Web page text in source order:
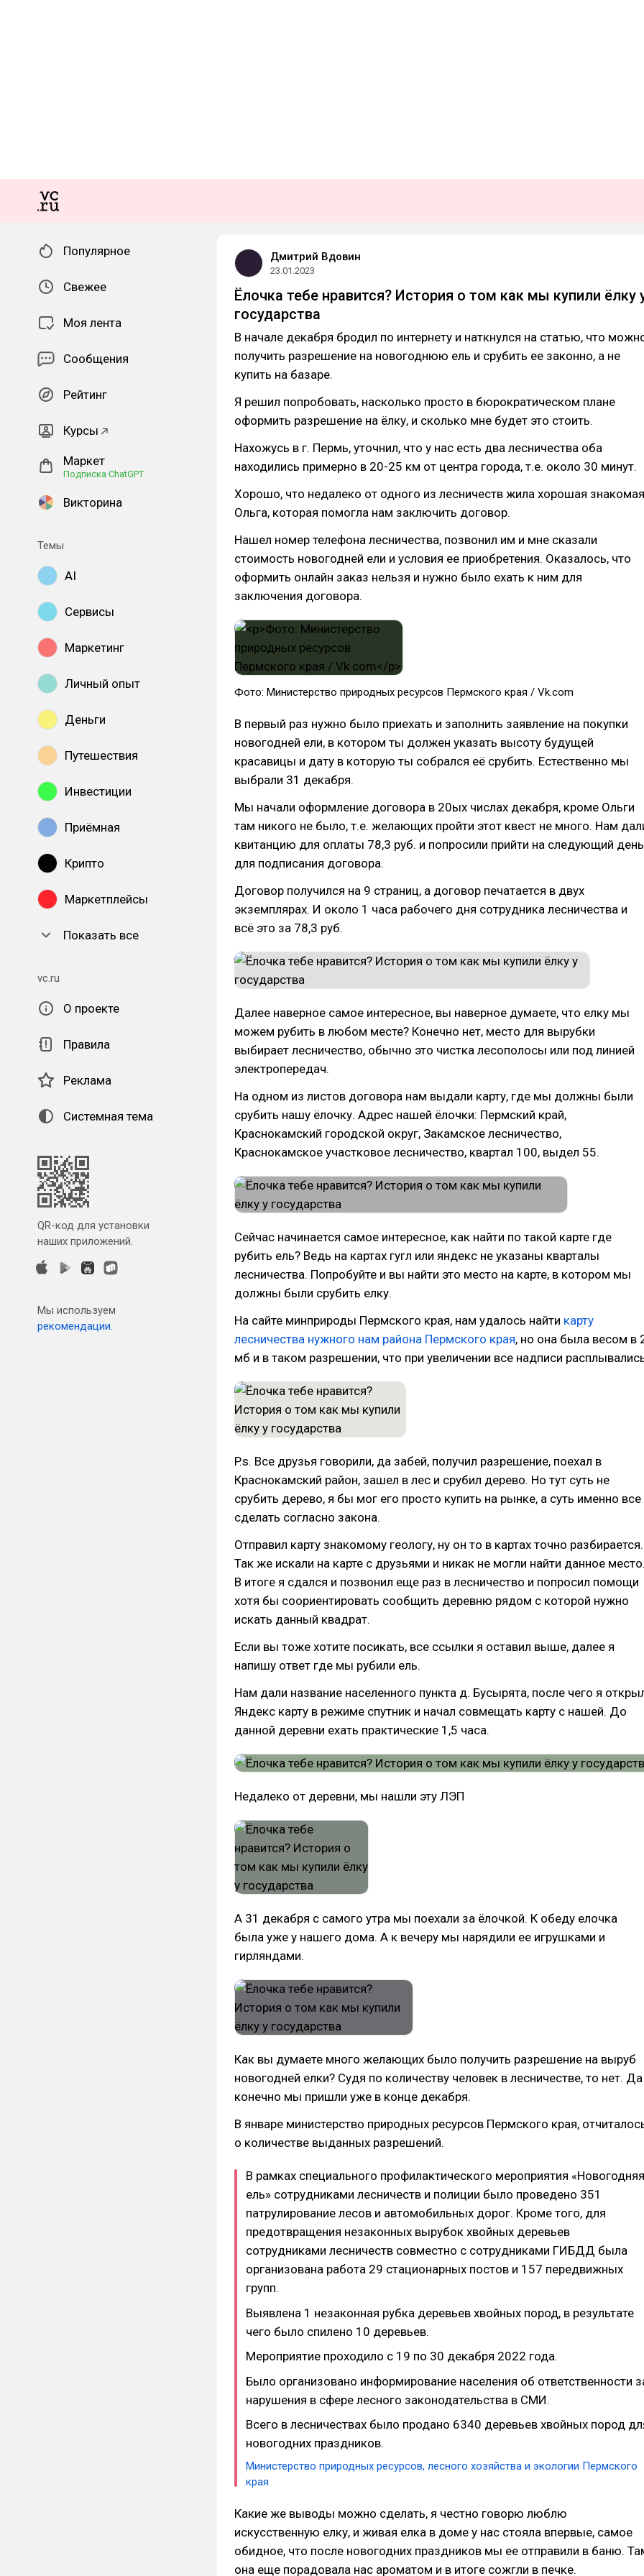
Популярное
Свежее
Моя лента
Сообщения
Рейтинг
Курсы
Маркет
Подписка ChatGPT
Викторина
Темы
AI
Сервисы
Маркетинг
Личный опыт
Деньги
Путешествия
Инвестиции
Приёмная
Крипто
Маркетплейсы
Показать все
vc.ru
О проекте
Правила
Реклама
Системная тема
QR-код для установки
наших приложений.
Мы используем
рекомендации.
Дмитрий Вдовин
23.01.2023
Ёлочка тебе нравится? История о том как мы купили ёлку
государства
В начале декабря бродил по интернету и наткнулся на статью, что
получить разрешение на новогоднюю ель и срубить ее законно, а не
купить на базаре.
Я решил попробовать, насколько просто в бюрократическом плане
оформить разрешение на ёлку, и сколько мне будет это стоить.
Нахожусь в г. Пермь, уточнил, что у нас есть два лесничества оба
находились примерно в 20-25 км от центра города, т.е. около 30 минут.
Хорошо, что недалеко от одного из лесничеств жила хорошая знакомая
Ольга, которая помогла нам заключить договор.
Нашел номер телефона лесничества, позвонил им и мне сказали
стоимость новогодней ели и условия ее приобретения. Оказалось, что
оформить онлайн заказ нельзя и нужно было ехать к ним для
заключения договора.
Фото: Министерство природных ресурсов Пермского края / Vk.com
В первый раз нужно было приехать и заполнить заявление на покупки
новогодней ели, в котором ты должен указать высоту будущей
красавицы и дату в которую ты собрался её срубить. Естественно мы
выбрали 31 декабря.
Мы начали оформление договора в 20ых числах декабря, кроме Ольги
там никого не было, т.е. желающих пройти этот квест не много. Нам
квитанцию для оплаты 78,3 руб. и попросили прийти на следующий день
для подписания договора.
Договор получился на 9 страниц, а договор печатается в двух
экземплярах. И около 1 часа рабочего дня сотрудника лесничества и
всё это за 78,3 руб.
Далее наверное самое интересное, вы наверное думаете, что елку мы
можем рубить в любом месте? Конечно нет, место для вырубки
выбирает лесничество, обычно это чистка лесополосы или под линией
электропередач.
На одном из листов договора нам выдали карту, где мы должны были
срубить нашу ёлочку. Адрес нашей ёлочки: Пермский край,
Краснокамский городской округ, Закамское лесничество,
Краснокамское участковое лесничество, квартал 100, выдел 55.
Сейчас начинается самое интересное, как найти по такой карте где
рубить ель? Ведь на картах гугл или яндекс не указаны кварталы
лесничества. Попробуйте и вы найти это место на карте, в котором мы
должны были срубить елку.
На сайте минприроды Пермского края, нам удалось найти карту
лесничества нужного нам района Пермского края, но она была весом в
мб и в таком разрешении, что при увеличении все надписи
P.s. Все друзья говорили, да забей, получил разрешение, поехал в
Краснокамский район, зашел в лес и срубил дерево. Но тут суть не
срубить дерево, я бы мог его просто купить на рынке, а суть именно все
сделать согласно закона.
Отправил карту знакомому геологу, ну он то в картах точно разбирается.
Так же искали на карте с друзьями и никак не могли найти данное
В итоге я сдался и позвонил еще раз в лесничество и попросил помощи
хотя бы соориентировать сообщить деревню рядом с которой нужно
искать данный квадрат.
Если вы тоже хотите посикать, все ссылки я оставил выше, далее я
напишу ответ где мы рубили ель.
Нам дали название населенного пункта д. Бусырята, после чего я
Яндекс карту в режиме спутник и начал совмещать карту с нашей. До
данной деревни ехать практические 1,5 часа.
Недалеко от деревни, мы нашли эту ЛЭП
А 31 декабря с самого утра мы поехали за ёлочкой. К обеду елочка
была уже у нашего дома. А к вечеру мы нарядили ее игрушками и
гирляндами.
Как вы думаете много желающих было получить разрешение на выруб
новогодней елки? Судя по количеству человек в лесничестве, то нет. Да
конечно мы пришли уже в конце декабря.
В январе министерство природных ресурсов Пермского края,
о количестве выданных разрешений.
В рамках специального профилактического мероприятия «Новогодняя
ель» сотрудниками лесничеств и полиции было проведено 351
патрулирование лесов и автомобильных дорог. Кроме того, для
предотвращения незаконных вырубок хвойных деревьев
сотрудниками лесничеств совместно с сотрудниками ГИБДД была
организована работа 29 стационарных постов и 157 передвижных
групп.
Выявлена 1 незаконная рубка деревьев хвойных пород, в результате
чего было спилено 10 деревьев.
Мероприятие проходило с 19 по 30 декабря 2022 года.
Было организовано информирование населения об ответственности
нарушения в сфере лесного законодательства в СМИ.
Всего в лесничествах было продано 6340 деревьев хвойных пород
новогодних праздников.
Министерство природных ресурсов, лесного хозяйства и экологии Пермского
края
Какие же выводы можно сделать, я честно говорю люблю
искусственную елку, и живая елка в доме у нас стояла впервые, самое
обидное, что после новогодних праздников мы ее отправили в баню.
она еще порадовала нас ароматом и в итоге сожгли в печке.